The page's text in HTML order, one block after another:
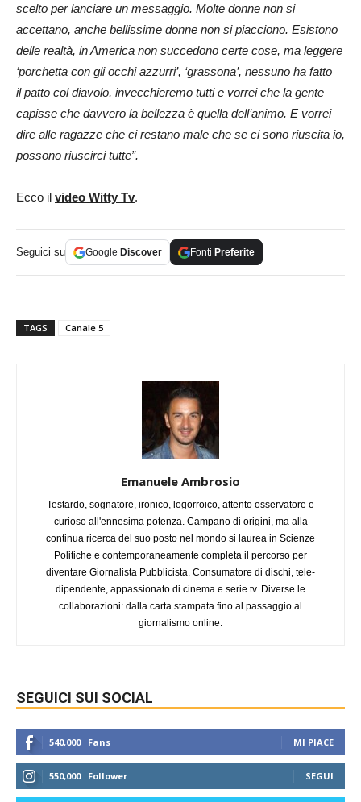
scelto per lanciare un messaggio. Molte donne non si
accettano, anche bellissime donne non si piacciono. Esistono
delle realtà, in America non succedono certe cose, ma leggere
‘porchetta con gli occhi azzurri’, ‘grassona’, nessuno ha fatto
il patto col diavolo, invecchieremo tutti e vorrei che la gente
capisse che davvero la bellezza è quella dell’animo. E vorrei
dire alle ragazze che ci restano male che se ci sono riuscita io,
possono riuscirci tutte”.
Ecco il video Witty Tv.
Seguici su Google Discover Fonti Preferite
TAGS Canale 5
Emanuele Ambrosio
Testardo, sognatore, ironico, logorroico, attento osservatore e
curioso all'ennesima potenza. Campano di origini, ma alla
continua ricerca del suo posto nel mondo si laurea in Scienze
Politiche e contemporaneamente completa il percorso per
diventare Giornalista Pubblicista. Consumatore di dischi, tele-
dipendente, appassionato di cinema e serie tv. Diverse le
collaborazioni: dalla carta stampata fino al passaggio al
giornalismo online.
SEGUICI SUI SOCIAL
540,000 Fans MI PIACE
550,000 Follower SEGUI